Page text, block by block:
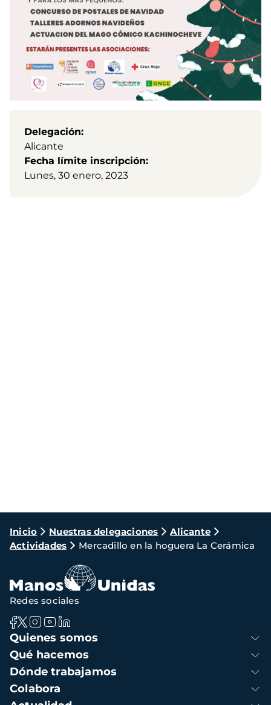
Delegación
Alicante
Fecha límite inscripción
Lunes, 30 enero, 2023
Ruta
de
navegación
Inicio Nuestras delegaciones
Alicante
Actividades
Mercadillo en la hoguera La Cerámica
Navegación
principal
Quienes somos
Qué hacemos
Dónde trabajamos
Colabora
Redes sociales